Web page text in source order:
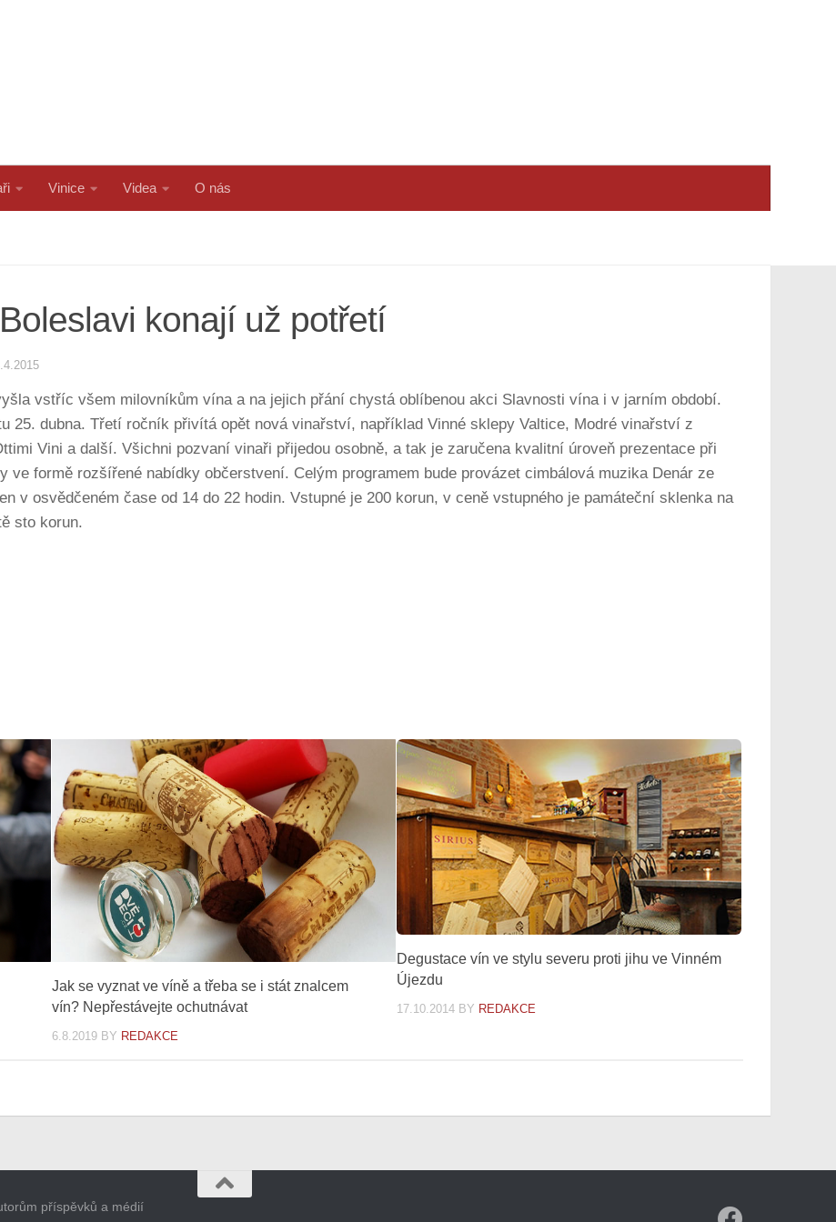
Vinice Videa O nás
konají už potřetí
vstříc všem milovníkům vína a na jejich přání chystá oblíbenou akci Slavnosti vína i v jarním období.
25. dubna. Třetí ročník přivítá opět nová vinařství, například Vinné sklepy Valtice, Modré vinařství z
Vini a další. Všichni pozvaní vinaři přijedou osobně, a tak je zaručena kvalitní úroveň prezentace při
ve formě rozšířené nabídky občerstvení. Celým programem bude provázet cimbálová muzika Denár ze
v osvědčeném čase od 14 do 22 hodin. Vstupné je 200 korun, v ceně vstupného je památeční sklenka na
sto korun.
Jak se vyznat ve víně a třeba se i stát znalcem
vín? Nepřestávejte ochutnávat
6.8.2019BY REDAKCE
Degustace vín ve stylu severu proti jihu ve Vinném
Újezdu
17.10.2014 BY REDAKCE
příspěvků a médií